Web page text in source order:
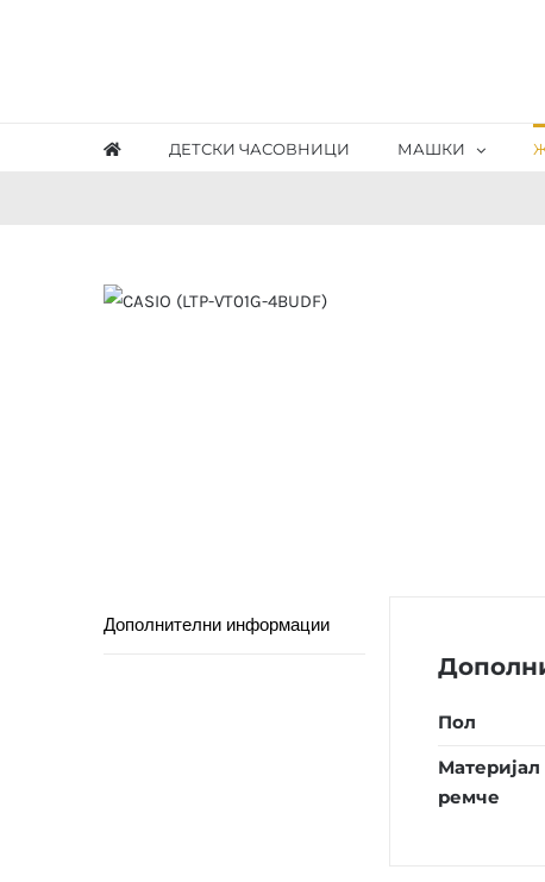
ДЕТСКИ ЧАСОВНИЦИ МАШКИ
Дополнителни информации
Пол
Материјал
ремче